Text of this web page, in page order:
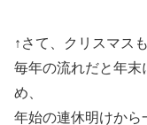
↑さて、クリスマス
毎年の流れだと年末
め、
年始の連休明けから